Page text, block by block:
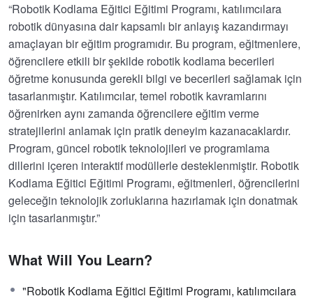
“Robotik Kodlama Eğitici Eğitimi Programı, katılımcılara
robotik dünyasına dair kapsamlı bir anlayış kazandırmayı
amaçlayan bir eğitim programıdır. Bu program, eğitmenlere,
öğrencilere etkili bir şekilde robotik kodlama becerileri
öğretme konusunda gerekli bilgi ve becerileri sağlamak için
tasarlanmıştır. Katılımcılar, temel robotik kavramlarını
öğrenirken aynı zamanda öğrencilere eğitim verme
stratejilerini anlamak için pratik deneyim kazanacaklardır.
Program, güncel robotik teknolojileri ve programlama
dillerini içeren interaktif modüllerle desteklenmiştir. Robotik
Kodlama Eğitici Eğitimi Programı, eğitmenleri, öğrencilerini
geleceğin teknolojik zorluklarına hazırlamak için donatmak
için tasarlanmıştır.”
What Will You Learn?
"Robotik Kodlama Eğitici Eğitimi Programı, katılımcılara